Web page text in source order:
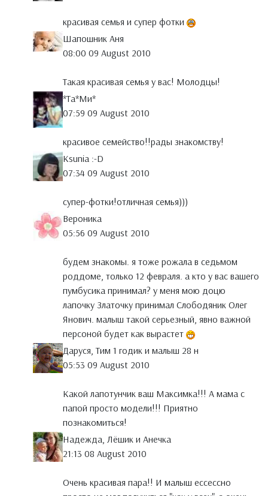
красивая семья и супер фотки
Шапошник Аня
08:00 09 August 2010
Такая красивая семья у вас! Молодцы!
*Тa*Ми*
07:59 09 August 2010
красивое семейство!!рады знакомству!
Ksunia :-D
07:34 09 August 2010
супер-фотки!отличная семья)))
Вероника
05:56 09 August 2010
будем знакомы. я тоже рожала в седьмом
роддоме, только 12 февраля. а кто у вас вашего
пумбусика принимал? у меня мою доцю
лапочку Златочку принимал Слободяник Олег
Янович. малыш такой серьезный, явно важной
персоной будет как вырастет
Даруся, Тим 1 годик и малыш 28 н
05:53 09 August 2010
Какой лапотунчик ваш Максимка!!! А мама с
папой просто модели!!! Приятно
познакомиться!
Надежда, Лёшик и Анечка
21:13 08 August 2010
Очень красивая пара!! И малыш ессессно